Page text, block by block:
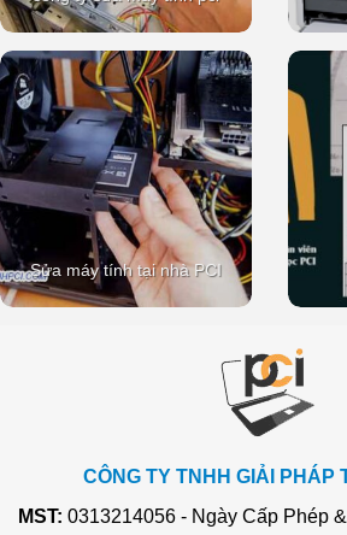
Sửa máy tính tại nhà PCI
CÔNG TY TNHH GIẢI PHÁP
MST: 0313214056 - Ngày Cấp Phép